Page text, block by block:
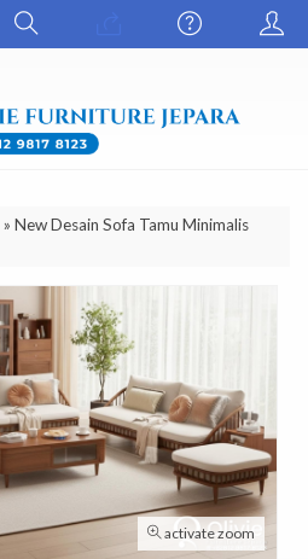
» New Desain Sofa Tamu Minimalis
activate zoom